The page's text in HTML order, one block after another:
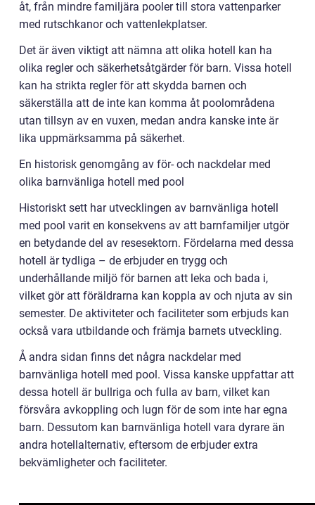
åt, från mindre familjära pooler till stora vattenparker
med rutschkanor och vattenlekplatser.
Det är även viktigt att nämna att olika hotell kan ha
olika regler och säkerhetsåtgärder för barn. Vissa hotell
kan ha strikta regler för att skydda barnen och
säkerställa att de inte kan komma åt poolområdena
utan tillsyn av en vuxen, medan andra kanske inte är
lika uppmärksamma på säkerhet.
En historisk genomgång av för- och nackdelar med
olika barnvänliga hotell med pool
Historiskt sett har utvecklingen av barnvänliga hotell
med pool varit en konsekvens av att barnfamiljer utgör
en betydande del av resesektorn. Fördelarna med dessa
hotell är tydliga – de erbjuder en trygg och
underhållande miljö för barnen att leka och bada i,
vilket gör att föräldrarna kan koppla av och njuta av sin
semester. De aktiviteter och faciliteter som erbjuds kan
också vara utbildande och främja barnets utveckling.
Å andra sidan finns det några nackdelar med
barnvänliga hotell med pool. Vissa kanske uppfattar att
dessa hotell är bullriga och fulla av barn, vilket kan
försvåra avkoppling och lugn för de som inte har egna
barn. Dessutom kan barnvänliga hotell vara dyrare än
andra hotellalternativ, eftersom de erbjuder extra
bekvämligheter och faciliteter.